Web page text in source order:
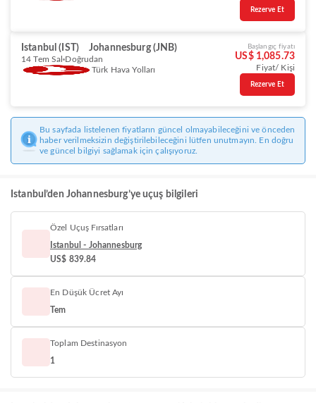
Rezerve Et
Istanbul (IST) Johannesburg (JNB)
14 Tem Sal Doğrudan
Türk Hava Yolları
Başlangıç fiyatı
US$ 1,085.73
Fiyat/ Kişi
Rezerve Et
Bu sayfada listelenen fiyatların güncel olmayabileceğini ve önceden
haber verilmeksizin değiştirilebileceğini lütfen unutmayın. En doğru
ve güncel bilgiyi sağlamak için çalışıyoruz.
Istanbul’den Johannesburg’ye uçuş bilgileri
Özel Uçuş Fırsatları
Istanbul - Johannesburg
US$ 839.84
En Düşük Ücret Ayı
Tem
Toplam Destinasyon
1